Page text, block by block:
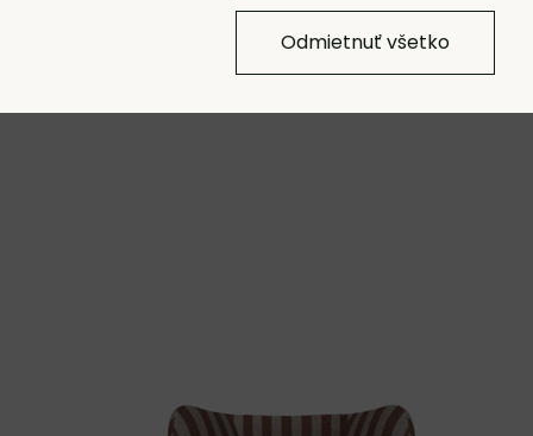
Kreslo Rico Louisiana, otočné –
pieskové/hnedé
Odmietnuť všetko